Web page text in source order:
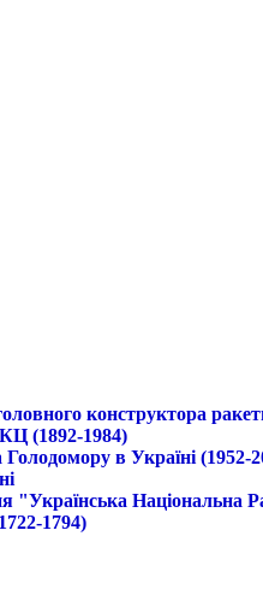
конструктора
(1892-1984)
в Україні (1952-
"Українська Національна
1794)